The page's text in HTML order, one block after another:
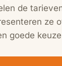
de
ze
goede